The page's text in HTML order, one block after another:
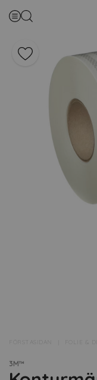
FÖRSTASIDAN FOLIE &
3M™